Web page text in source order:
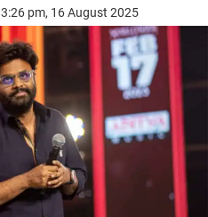
pm, 16 August 2025